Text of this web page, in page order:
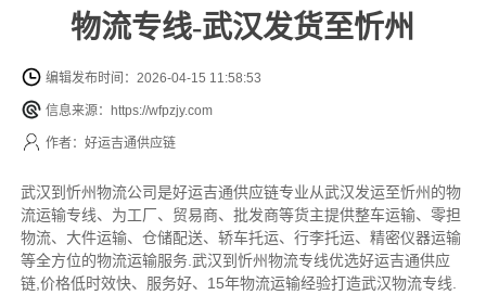
物流专线-武汉发货至忻州
编辑发布时间：2026-04-15 11:58:53
信息来源：https://wfpzjy.com
作者：好运吉通供应链
武汉到忻州物流公司是好运吉通供应链专业从武汉发运至忻州的物
流运输专线、为工厂、贸易商、批发商等货主提供整车运输、零担
物流、大件运输、仓储配送、轿车托运、行李托运、精密仪器运输
等全方位的物流运输服务.武汉到忻州物流专线优选好运吉通供应
链,价格低时效快、服务好、15年物流运输经验打造武汉物流专线.